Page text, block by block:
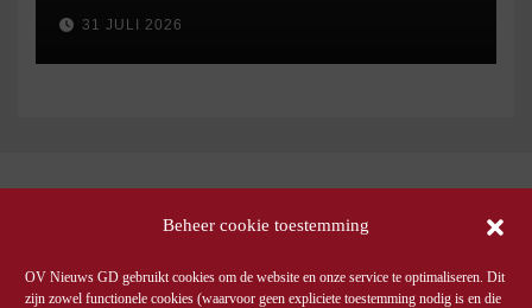
Beheer cookie toestemming
OV Nieuws GD gebruikt cookies om de website en onze service te optimaliseren. Dit
zijn zowel functionele cookies (waarvoor geen expliciete toestemming nodig is en die
31 JULI 2026